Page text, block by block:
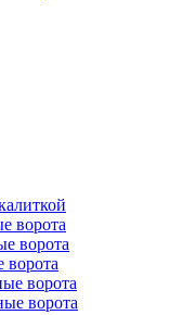
ворота
ворота
ворота
ворота